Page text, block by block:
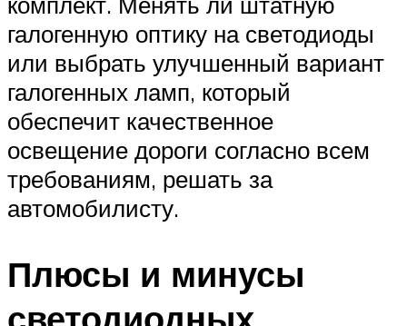
галогенную оптику на светодиоды
или выбрать улучшенный вариант
галогенных ламп, который
обеспечит качественное
освещение дороги согласно всем
требованиям, решать за
автомобилисту.
Плюсы и минусы